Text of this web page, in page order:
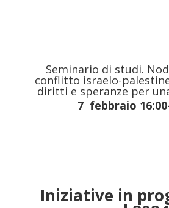
Seminario di studi.
conflitto israelo-
diritti e speranze per
7 febbraio
Iniziative in